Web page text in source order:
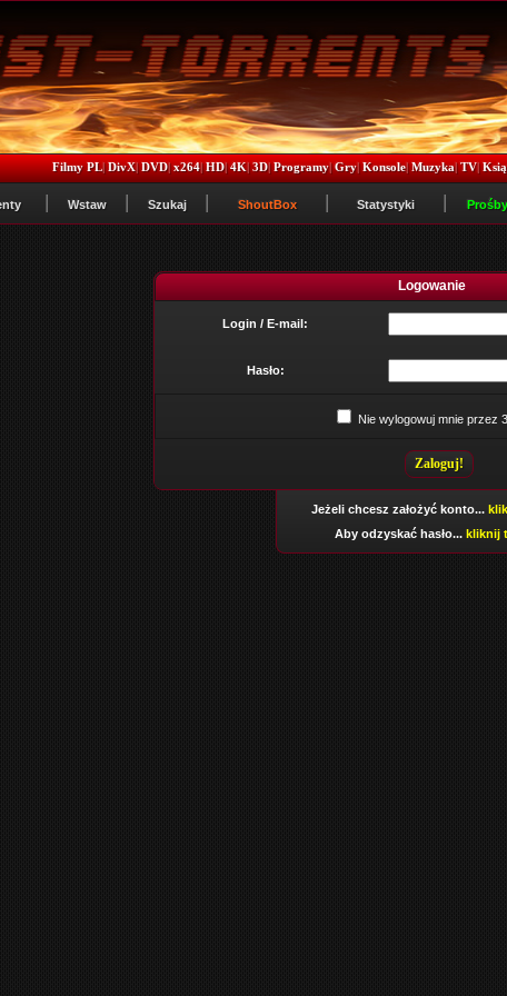
Filmy PL|DivX|DVD|x264|HD|4K|3D|Programy|Gry|Konsole|Muzyka|TV|
Wstaw Szukaj ShoutBox Statystyki Prośby
Logowanie
Login / E-mail:
Hasło:
Nie wylogowuj mnie przez
Jeżeli chcesz założyć konto...
Aby odzyskać hasło... kliknij